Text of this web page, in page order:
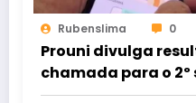
Rubenslima 0
Prouni divulga
chamada para o 2º